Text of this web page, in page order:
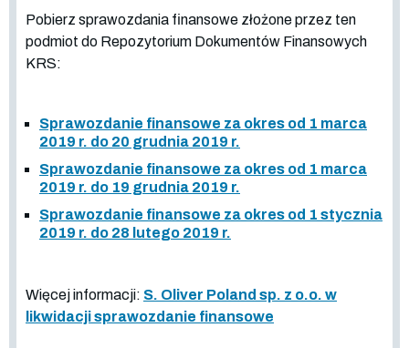
Pobierz sprawozdania finansowe złożone przez ten
podmiot do Repozytorium Dokumentów Finansowych
KRS:
Sprawozdanie finansowe za okres od 1 marca
2019 r. do 20 grudnia 2019 r.
Sprawozdanie finansowe za okres od 1 marca
2019 r. do 19 grudnia 2019 r.
Sprawozdanie finansowe za okres od 1 stycznia
2019 r. do 28 lutego 2019 r.
Więcej informacji: S. Oliver Poland sp. z o.o. w
likwidacji sprawozdanie finansowe